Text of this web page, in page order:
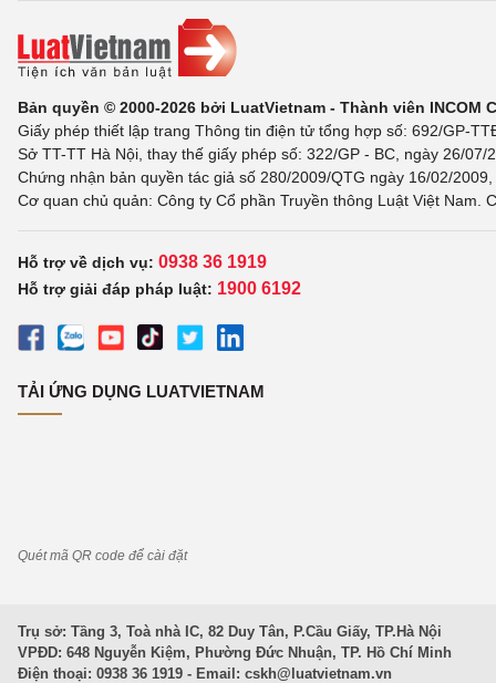
Bản quyền © 2000-2026 bởi LuatVietnam - Thành viên INCOM
Giấy phép thiết lập trang Thông tin điện tử tổng hợp số: 692/GP-
Sở TT-TT Hà Nội, thay thế giấy phép số: 322/GP - BC, ngày 26/
Chứng nhận bản quyền tác giả số 280/2009/QTG ngày 16/02/
Cơ quan chủ quản: Công ty Cổ phần Truyền thông Luật Việt Nam.
Hỗ trợ về dịch vụ: 0938 36 1919
Hỗ trợ giải đáp pháp luật: 1900 6192
TẢI ỨNG DỤNG LUATVIETNAM
Quét mã QR code để cài đặt
Trụ sở: Tầng 3, Toà nhà IC, 82 Duy Tân, P.Cầu Giấy, TP.Hà Nội
VPĐD: 648 Nguyễn Kiệm, Phường Đức Nhuận, TP. Hồ Chí Minh
Điện thoại: 0938 36 1919 - Email: cskh@luatvietnam.vn